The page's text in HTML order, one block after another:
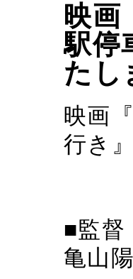
映画
駅停
たし
映画
行き
■監督
亀山